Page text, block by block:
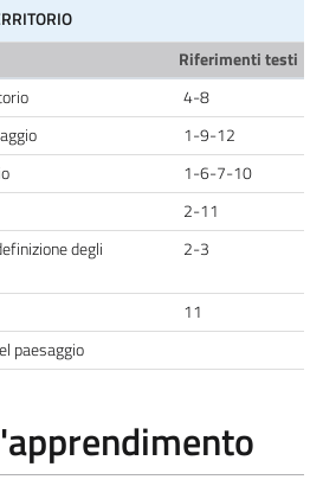
Riferimenti testi
4-8
1-9-12
1-6-7-10
2-11
degli
2-3
11
paesaggio